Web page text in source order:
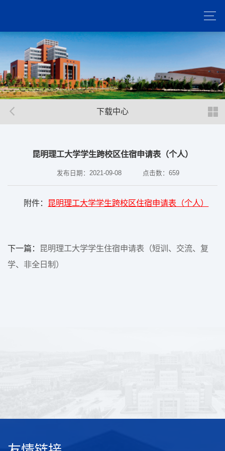
下载中心
昆明理工大学学生跨校区住宿申请表（个人）
发布日期：2021-09-08 点击数： 659
附件： 昆明理工大学学生跨校区住宿申请表（个人）
下一篇：
昆明理工大学学生住宿申请表（短训、交流、复
学、非全日制）